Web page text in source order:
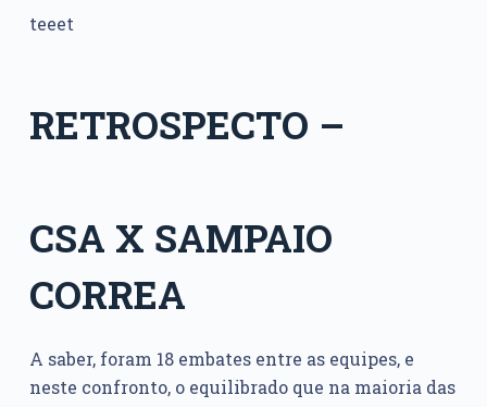
teeet
RETROSPECTO –
CSA X SAMPAIO
CORREA
A saber, foram 18 embates entre as equipes, e
neste confronto, o equilibrado que na maioria das